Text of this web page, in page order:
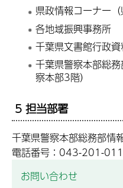
県政情報コーナー（
各地域振興事務所
千葉県文書館行政
千葉県警察本部総
察本部3階）
5 担当部署
千葉県警察本部総務部情
電話番号：043-201-
お問い合わせ